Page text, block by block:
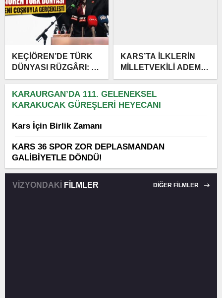
KEÇİÖREN’DE TÜRK
DÜNYASI RÜZGÂRI: 3.
ULUSLARARASI
ŞÖLENE MUHTEŞEM
KATILIM
KARS’TA İLKLERİN
MİLLETVEKİLİ ADEM
ÇALKIN: 3 YIL 3 AYDA
KARS’A DAMGA
VURAN HİZMETLER
KARAURGAN’DA 111. GELENEKSEL
KARAKUCAK GÜREŞLERİ HEYECANI
Kars İçin Birlik Zamanı
KARS 36 SPOR ZOR DEPLASMANDAN
GALİBİYETLE DÖNDÜ!
VİZYONDAKİ FİLMLER DİĞER FİLMLER